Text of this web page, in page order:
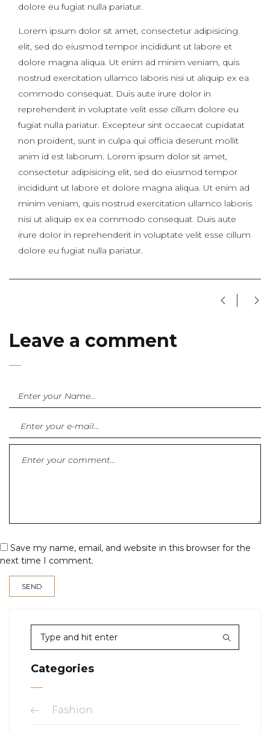
dolore eu fugiat nulla pariatur.
Lorem ipsum dolor sit amet, consectetur adipisicing
elit, sed do eiusmod tempor incididunt ut labore et
dolore magna aliqua. Ut enim ad minim veniam, quis
nostrud exercitation ullamco laboris nisi ut aliquip ex ea
commodo consequat. Duis aute irure dolor in
reprehenderit in voluptate velit esse cillum dolore eu
fugiat nulla pariatur. Excepteur sint occaecat cupidatat
non proident, sunt in culpa qui officia deserunt mollit
anim id est laborum. Lorem ipsum dolor sit amet,
consectetur adipisicing elit, sed do eiusmod tempor
incididunt ut labore et dolore magna aliqua. Ut enim ad
minim veniam, quis nostrud exercitation ullamco laboris
nisi ut aliquip ex ea commodo consequat. Duis aute
irure dolor in reprehenderit in voluptate velit esse cillum
dolore eu fugiat nulla pariatur.
Leave a comment
Save my name, email, and website in this browser for the
next time I comment.
Categories
Fashion